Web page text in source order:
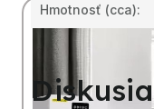
Hmotnosť (cca):
Diskusia